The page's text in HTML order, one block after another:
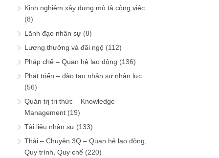
Kinh nghiệm xây dựng mô tả công việc
(8)
Lãnh đạo nhân sự (8)
Lương thưởng và đãi ngộ (112)
Pháp chế – Quan hệ lao động (136)
Phát triển – đào tạo nhân sự nhân lực
(56)
Quản trị tri thức – Knowledge
Management (19)
Tài liệu nhân sự (133)
Thải – Chuyện 3Q – Quan hệ lao động,
Quy trình, Quy chế (220)